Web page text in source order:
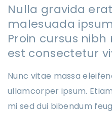
Nulla gravida
malesuada
Proin cursus
est consectetur
Nunc vitae massa
ullamcorper ipsum.
mi sed dui bibendum